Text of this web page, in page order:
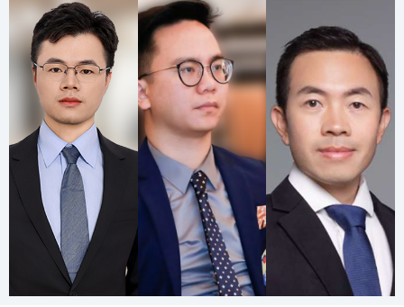
汪
庭
飞
联合创始
人兼国内
事业部负
责人
Read
More
李
华
昌
联合创始
人兼国际
事业部负
责人
Read
More
许
勇
合伙人
Read
More